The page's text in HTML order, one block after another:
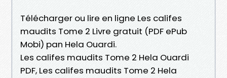
Télécharger ou lire en ligne Les califes
maudits Tome 2 Livre gratuit (PDF ePub
Mobi) pan Hela Ouardi.
Les califes maudits Tome 2 Hela Ouardi
PDF, Les califes maudits Tome 2 Hela